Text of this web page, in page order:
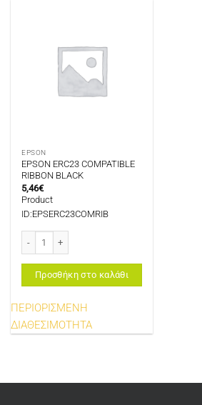
EPSON
EPSON ERC23 COMPATIBLE
RIBBON BLACK
5,46€
Product
ID:EPSERC23COMRIB
Προσθήκη στο καλάθι
ΠΕΡΙΟΡΙΣΜΕΝΗ
ΔΙΑΘΕΣΙΜΟΤΗΤΑ